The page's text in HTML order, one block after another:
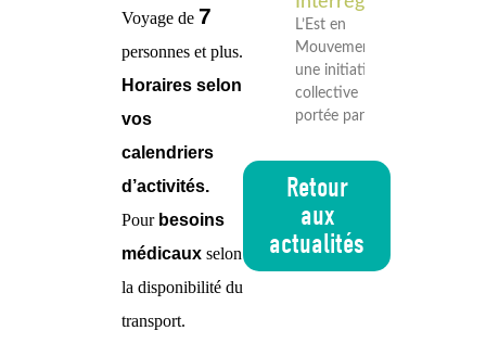
Voyage de 7
personnes et plus.
Horaires selon
vos
calendriers
d’activités.
Pour besoins
médicaux selon
la disponibilité du
transport.
L’Est en
Mouvement est
une initiative
collective
portée par les
Retour
aux
actualités